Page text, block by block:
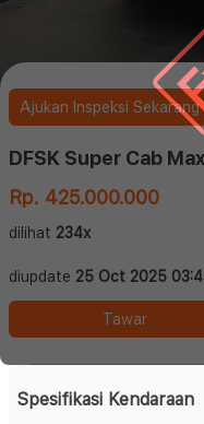
Ajukan Inspeksi Sekarang
Rp. 425.000.000
dilihat 234x
diupdate 25 Oct 2025
Tawar
Spesifikasi Kendaraan